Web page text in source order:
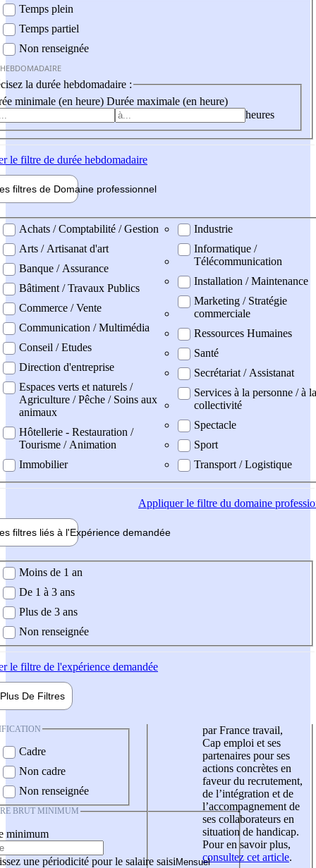
Temps plein
Temps partiel
Non renseignée
la durée hebdomadaire :
minimale (en heure) Durée maximale (en heure)
heures
le filtre de durée hebdomadaire
filtres de Domaine professionnel
professionel
Achats / Comptabilité / Gestion
Arts / Artisanat d'art
Banque / Assurance
Bâtiment / Travaux Publics
Commerce / Vente
Communication / Multimédia
Conseil / Etudes
Direction d'entreprise
Espaces verts et naturels /
Agriculture / Pêche / Soins aux
animaux
Hôtellerie - Restauration /
Tourisme / Animation
Immobilier
Industrie
Informatique /
Télécommunication
Installation / Maintenance
Marketing / Stratégie
commerciale
Ressources Humaines
Santé
Secrétariat / Assistanat
Services à la personne / à la
collectivité
Spectacle
Sport
Transport / Logistique
Appliquerle filtre du domaine
filtres liés à l'Expérience demandée
demandée
Moins de 1 an
De 1 à 3 ans
Plus de 3 ans
Non renseignée
le filtre de l'expérience demandée
Plus De Filtres
Cadre
Non cadre
Non renseignée
BRUT MINIMUM
minimum
une périodicité pour le salaire saisi
par France travail,
Cap emploi et ses
partenaires pour ses
actions concrètes en
faveur du recrutement,
de l’intégration et de
l’accompagnement de
ses collaborateurs en
situation de handicap.
Pour en savoir plus,
consultez cet article.